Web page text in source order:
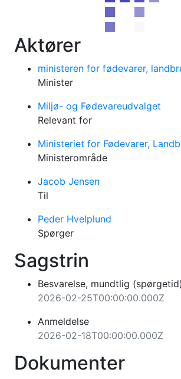
Aktører
ministeren for fødevarer,
Minister
Miljø- og Fødevareudvalget
Relevant for
Ministeriet for Fødevarer,
Ministerområde
Jacob Jensen
Til
Peder Hvelplund
Spørger
Sagstrin
Besvarelse, mundtlig (spørgetid)
2026-02-25T00:00:00.000Z
Anmeldelse
2026-02-18T00:00:00.000Z
Dokumenter